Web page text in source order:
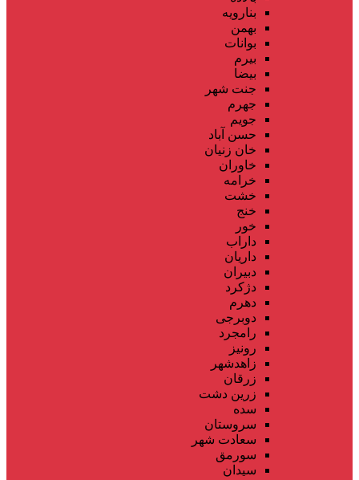
بنارویه
بهمن
بوانات
بیرم
بیضا
جنت شهر
جهرم
جویم
حسن آباد
خان زنیان
خاوران
خرامه
خشت
خنج
خور
داراب
داریان
دبیران
دژکرد
دهرم
دوبرجی
رامجرد
رونیز
زاهدشهر
زرقان
زرین دشت
سده
سروستان
سعادت شهر
سورمق
سیدان